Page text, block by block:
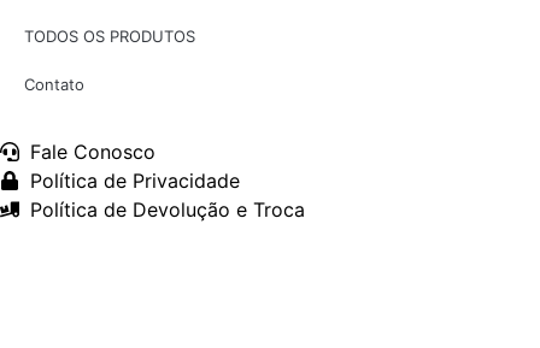
TODOS OS PRODUTOS
Contato
Fale Conosco
Política de Privacidade
Política de Devolução e Troca